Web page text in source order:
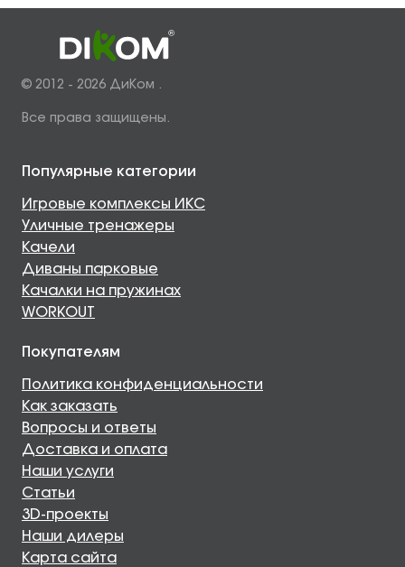
© 2012 - 2026 ДиКом .
Все права защищены.
Популярные категории
Игровые комплексы ИКС
Уличные тренажеры
Качели
Диваны парковые
Качалки на пружинах
WORKOUT
Покупателям
Политика конфиденциальности
Как заказать
Вопросы и ответы
Доставка и оплата
Наши услуги
Статьи
3D-проекты
Наши дилеры
Карта сайта